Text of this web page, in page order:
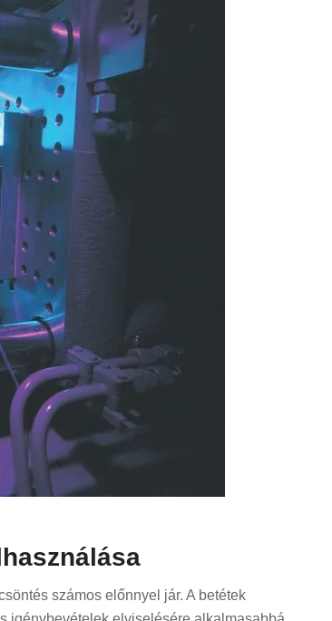
számos előnnyel jár. A betétek